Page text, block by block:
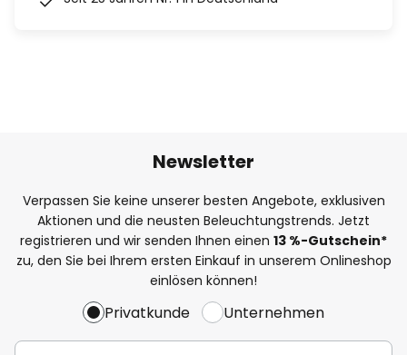
Newsletter
Verpassen Sie keine unserer besten Angebote, exklusiven
Aktionen und die neusten Beleuchtungstrends. Jetzt
registrieren und wir senden Ihnen einen 13 %-Gutschein*
zu, den Sie bei Ihrem ersten Einkauf in unserem Onlineshop
einlösen können!
Privatkunde Unternehmen